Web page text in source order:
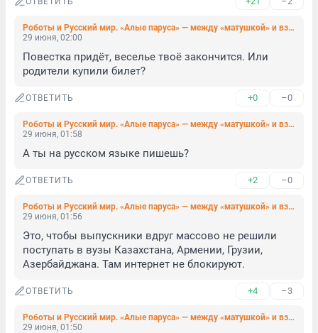
Роботы и Русский мир. «Алые паруса» — между «матушкой» и взрослой жизнью
29 июня, 02:00
Повестка придёт, веселье твоё закончится. Или
родители купили билет?
ОТВЕТИТЬ +0 –0
Роботы и Русский мир. «Алые паруса» — между «матушкой» и взрослой жизнью
29 июня, 01:58
А ты на русском языке пишешь?
ОТВЕТИТЬ +2 –0
Роботы и Русский мир. «Алые паруса» — между «матушкой» и взрослой жизнью
29 июня, 01:56
Это, чтобы выпускники вдруг массово не решили
поступать в вузы Казахстана, Армении, Грузии,
Азербайджана. Там интернет не блокируют.
ОТВЕТИТЬ +4 –3
Роботы и Русский мир. «Алые паруса» — между «матушкой» и взрослой жизнью
29 июня, 01:50